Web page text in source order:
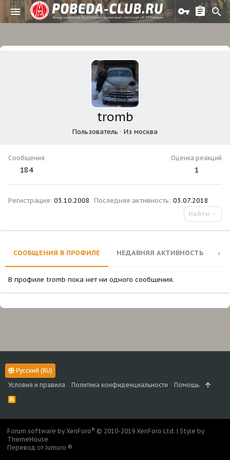
tromb
Пользователь · Из москва
Сообщения
184
Оценка реакций
1
Регистрация 03.10.2008 Последняя активность 03.07.2018
Найти
СООБЩЕНИЯ В ПРОФИЛЕ НЕДАВНЯЯ АКТИВНОСТЬ
В профиле tromb пока нет ни одного сообщения.
Русский (RU)
Условия и правила
Политика конфиденциальности Помощь
R
S
Forum software by XenForo® © 2010-2019 XenForo Ltd. | Style by
ThemeHouse
Перевод от Jumuro ®